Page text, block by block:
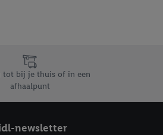
tot bij je thuis of in een
afhaalpunt
newsletter